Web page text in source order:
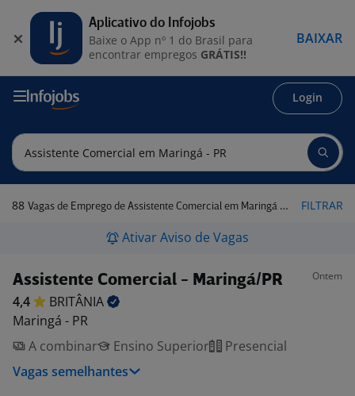
Login
88 Vagas de Emprego de Assistente Comercial em Maringá - PR FILTRAR
Ativar Aviso de Vagas
Assistente Comercial - Maringá/PR Ontem
4,4
BRITÂNIA
Maringá - PR
A combinar
Ensino Superior
Presencial
Vagas semelhantes
Aplicativo do Infojobs
Baixe o App nº 1 do Brasil para
encontrar empregos GRÁTIS!!
BAIXAR